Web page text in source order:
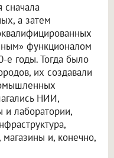
сначала
а затем
функционалом
е годы. Тогда было
их создавали
НИИ,
и лаборатории,
и, конечно,